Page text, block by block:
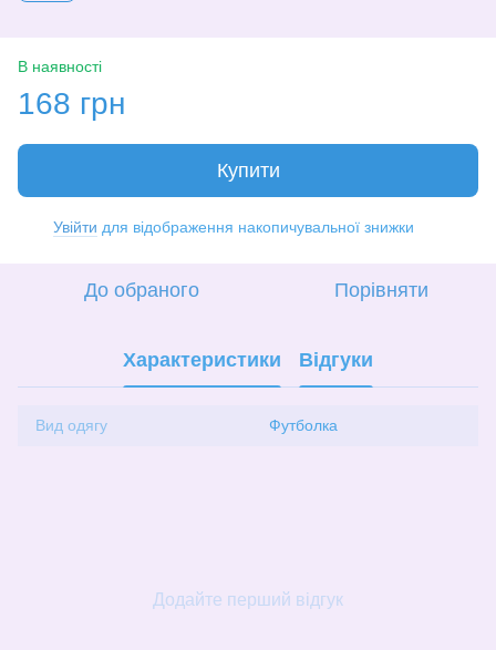
В наявності
168 грн
Купити
Увійти для відображення накопичувальної знижки
До обраного Порівняти
Характеристики Відгуки
Вид одягу Футболка
Додайте перший відгук